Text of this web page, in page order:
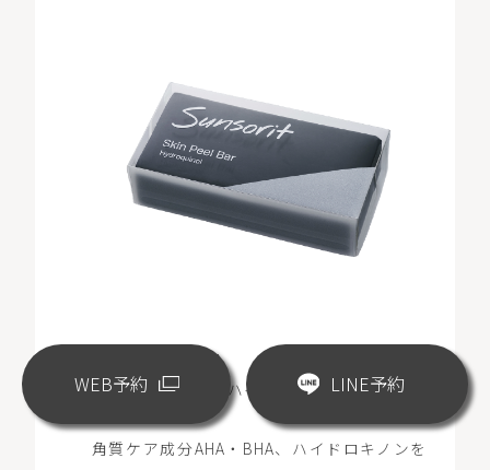
クリニック専売品
スキンピールバー ハイドロキノール ¥5,500
⾓質ケア成分AHA・BHA、ハイドロキノンを
WEB予約 LINE予約